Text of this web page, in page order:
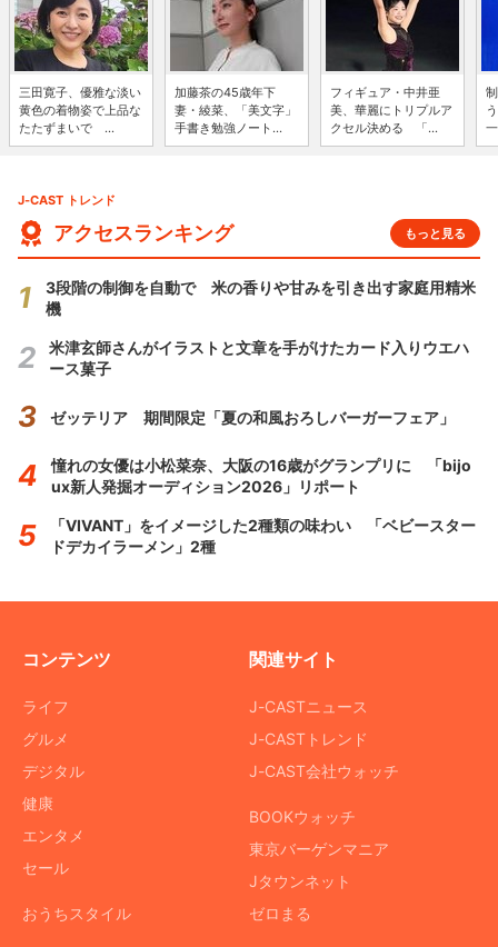
三田寛子、優雅な淡い
黄色の着物姿で上品な
たたずまいで ...
加藤茶の45歳年下
妻・綾菜、「美文字」
手書き勉強ノート...
フィギュア・中井亜
美、華麗にトリプルア
クセル決める 「...
J-CAST トレンド
アクセスランキング もっと見る
3段階の制御を自動で 米の香りや甘みを引き出す家庭用精米
機
米津玄師さんがイラストと文章を手がけたカード入りウエハ
ース菓子
ゼッテリア 期間限定「夏の和風おろしバーガーフェア」
憧れの女優は小松菜奈、大阪の16歳がグランプリに 「bijo
ux新人発掘オーディション2026」リポート
「VIVANT」をイメージした2種類の味わい 「ベビースター
ドデカイラーメン」2種
コンテンツ
ライフ
グルメ
デジタル
健康
エンタメ
セール
おうちスタイル
関連サイト
J-CASTニュース
J-CASTトレンド
J-CAST会社ウォッチ
BOOKウォッチ
東京バーゲンマニア
Jタウンネット
ゼロまる